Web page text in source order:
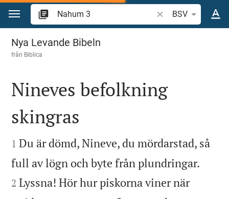
Hoppa till innehåll
Sök bibelvers eller
BSV
Nahum 3
Nya Levande Bibeln
från Biblica

Nineves befolkning
skingras

1 Du är dömd, Nineve, du mördarstad, så
full av lögn och byte från plundringar.
2 Lyssna! Hör hur piskorna viner när